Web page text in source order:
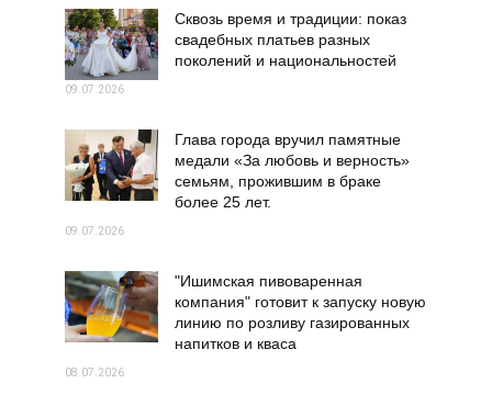
Сквозь время и традиции: показ
свадебных платьев разных
поколений и национальностей
09.07.2026
Глава города вручил памятные
медали «За любовь и верность»
семьям, прожившим в браке
более 25 лет.
09.07.2026
"Ишимская пивоваренная
компания" готовит к запуску новую
линию по розливу газированных
напитков и кваса
08.07.2026